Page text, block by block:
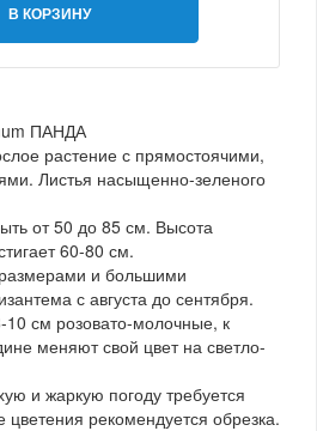
В КОРЗИНУ
ПАНДА
растение с прямостоячими,
Листья насыщенно-зеленого
от 50 до 85 см. Высота
60-80 см.
и большими
с августа до сентября.
см розовато-молочные, к
меняют свой цвет на светло-
и жаркую погоду требуется
рекомендуется обрезка.